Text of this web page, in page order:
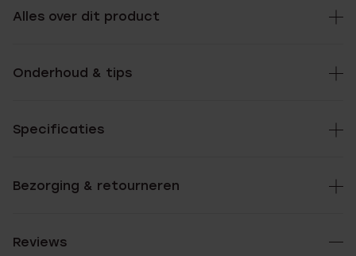
Alles over dit product
Onderhoud & tips
Specificaties
Bezorging & retourneren
Reviews